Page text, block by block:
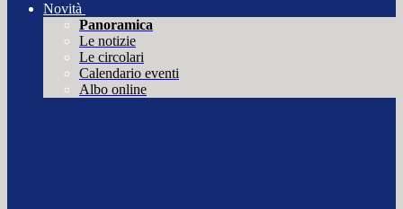
Novità
Panoramica
Le notizie
Le circolari
Calendario eventi
Albo online